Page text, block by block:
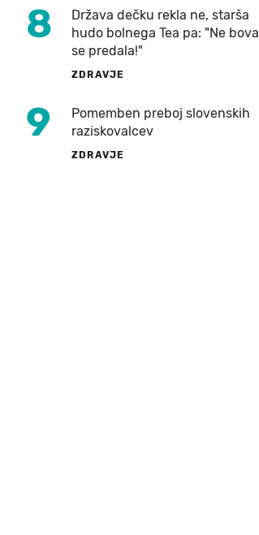
8
Država dečku rekla ne, starša
hudo bolnega Tea pa: "Ne bova
se predala!"
ZDRAVJE
9
Pomemben preboj slovenskih
raziskovalcev
ZDRAVJE